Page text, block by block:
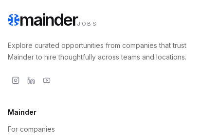
mainderJOBS
Explore curated opportunities from companies that trust
Mainder to hire thoughtfully across teams and locations.
Mainder
For companies